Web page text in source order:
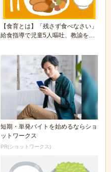
【食育とは】「残さず食べなさい」
給食指導で児童5人嘔吐、教諭を厳
短期・単発バイトを始めるならショ
ットワークス
PR(ショットワークス)